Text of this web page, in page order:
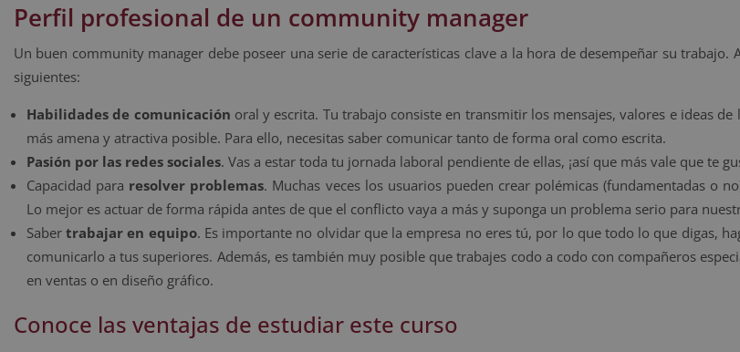
Perfil profesional de un community manager
Un buen community manager debe poseer una serie de características clave a la hora de desempeñar su trabajo.
siguientes:
Habilidades de comunicación oral y escrita. Tu trabajo consiste en transmitir los mensajes, valores e ideas
más amena y atractiva posible. Para ello, necesitas saber comunicar tanto de forma oral como escrita.
Pasión por las redes sociales. Vas a estar toda tu jornada laboral pendiente de ellas, ¡así que más vale que te
Capacidad para resolver problemas. Muchas veces los usuarios pueden crear polémicas (fundamentadas o
Lo mejor es actuar de forma rápida antes de que el conflicto vaya a más y suponga un problema serio para
Sabertrabajar en equipo. Es importante no olvidar que la empresa no eres tú, por lo que todo lo que digas,
comunicarlo a tus superiores. Además, es también muy posible que trabajes codo a codo con compañeros
en ventas o en diseño gráfico.
Conoce las ventajas de estudiar este curso